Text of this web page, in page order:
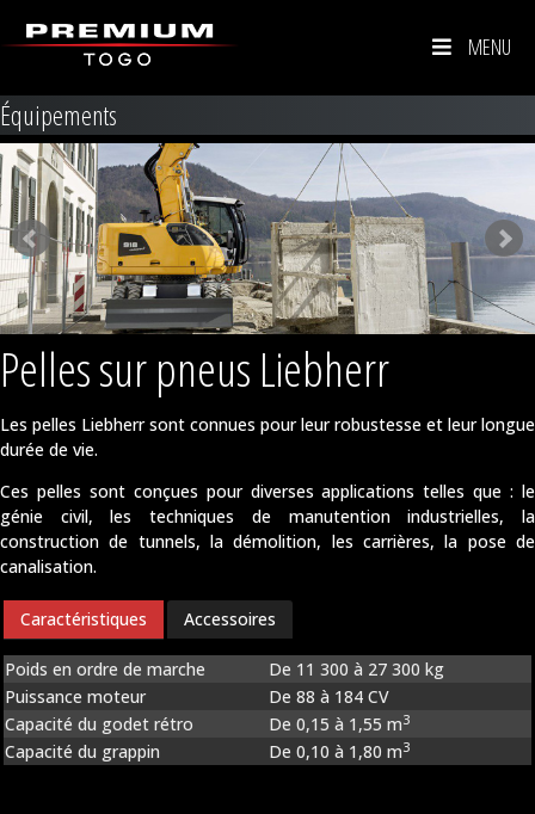
MENU
Équipements
Pelles sur pneus Liebherr
Les pelles Liebherr sont connues pour leur robustesse et leur longue
durée de vie.
Ces pelles sont conçues pour diverses applications telles que : le
génie civil, les techniques de manutention industrielles, la
construction de tunnels, la démolition, les carrières, la pose de
canalisation.
Caractéristiques Accessoires
Poids en ordre de marche
De 11 300 à 27 300 kg
Puissance moteur
De 88 à 184 CV
Capacité du godet rétro
De 0,15 à 1,55 m3
Capacité du grappin De 0,10 à 1,80 m3